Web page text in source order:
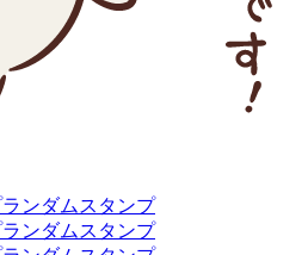
ランダムスタンプ
ランダムスタンプ